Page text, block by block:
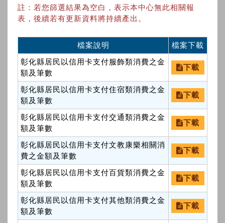
註：若您篩選結果為空白，表示本中心無此相關報
表，後續若有更新資料將持續產出。
檔案說明
檔案下載
彰化縣居民以信用卡支付服飾類消費之金
額及筆數
下載
彰化縣居民以信用卡支付住宿類消費之金
額及筆數
下載
彰化縣居民以信用卡支付交通類消費之金
額及筆數
下載
彰化縣居民以信用卡支付文教康樂相關消
費之金額及筆數
下載
彰化縣居民以信用卡支付百貨類消費之金
額及筆數
下載
彰化縣居民以信用卡支付其他類消費之金
額及筆數
下載